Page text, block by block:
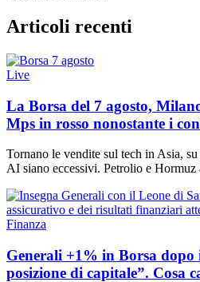
Articoli recenti
Live
La Borsa del 7 agosto,
Mps in rosso nonostante i
Tornano le vendite sul tech in Asia,
AI siano eccessivi. Petrolio e Hormuz
Finanza
Generali +1% in Borsa
posizione di capitale”. Cosa